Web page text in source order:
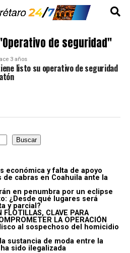
de seguridad"
3 años
listo su operativo de seguridad
Buscar
económica y falta de apoyo
cabras en Coahuila ante la
en penumbra por un eclipse
¿Desde qué lugares será
y parcial?
FLOTILLAS, CLAVE PARA
LA OPERACIÓN
al sospechoso del homicidio
sustancia de moda entre la
sido ilegalizada